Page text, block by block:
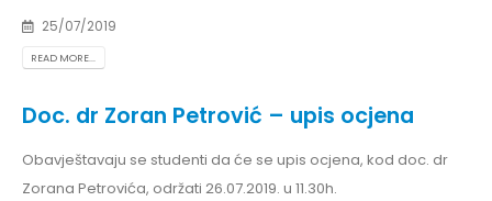
25/07/2019
READ MORE...
Doc. dr Zoran Petrović – upis ocjena
Obavještavaju se studenti da će se upis ocjena, kod doc. dr
Zorana Petrovića, održati 26.07.2019. u 11.30h.